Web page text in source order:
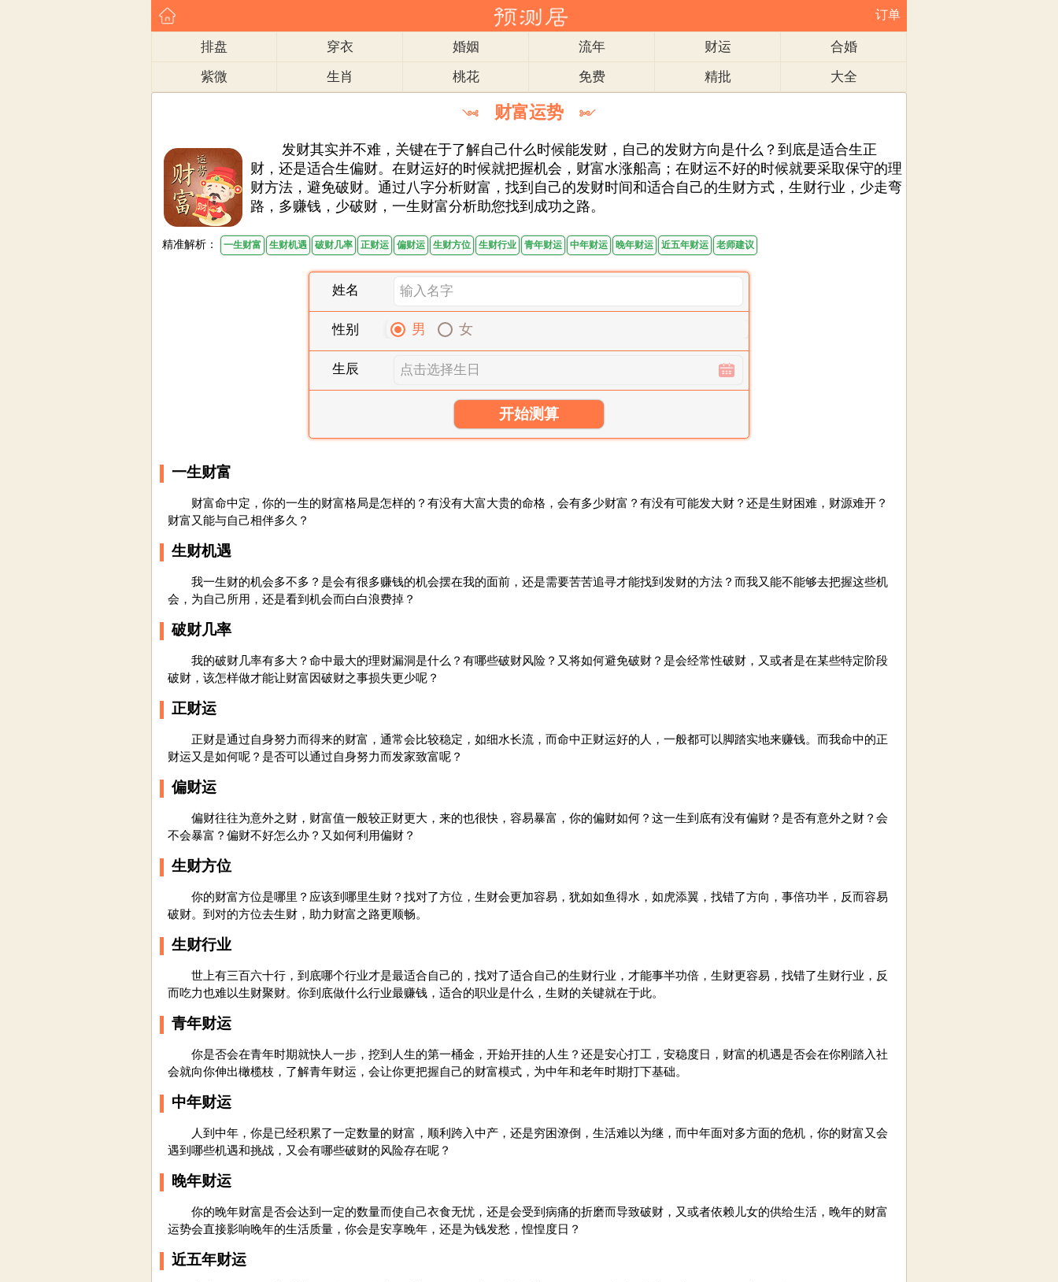
订单
排盘 穿衣 婚姻 流年 财运
合婚
紫微
生肖 桃花 免费 精批 大全
༺ 财富运势 ༻
发财其实并不难，关键在于了解自己什么时候能发财，自己的发财方向是什么？到底是适合生正
财，还是适合生偏财。在财运好的时候就把握机会，财富水涨船高；在财运不好的时候就要采取保守的理
财方法，避免破财。通过八字分析财富，找到自己的发财时间和适合自己的生财方式，生财行业，少走弯
路，多赚钱，少破财，一生财富分析助您找到成功之路。
精准解析： 一生财富 生财机遇 破财几率 正财运 偏财运 生财方位 生财行业 青年财运 中年财运 晚年财运 近五年财运 老师建议
姓名
性别 男 女
生辰
开始测算
一生财富
财富命中定，你的一生的财富格局是怎样的？有没有大富大贵的命格，会有多少财富？有没有可能发大财？还是生财困难，财源难开？
财富又能与自己相伴多久？
生财机遇
我一生财的机会多不多？是会有很多赚钱的机会摆在我的面前，还是需要苦苦追寻才能找到发财的方法？而我又能不能够去把握这些机
会，为自己所用，还是看到机会而白白浪费掉？
破财几率
我的破财几率有多大？命中最大的理财漏洞是什么？有哪些破财风险？又将如何避免破财？是会经常性破财，又或者是在某些特定阶段
破财，该怎样做才能让财富因破财之事损失更少呢？
正财运
正财是通过自身努力而得来的财富，通常会比较稳定，如细水长流，而命中正财运好的人，一般都可以脚踏实地来赚钱。而我命中的正
财运又是如何呢？是否可以通过自身努力而发家致富呢？
偏财运
偏财往往为意外之财，财富值一般较正财更大，来的也很快，容易暴富，你的偏财如何？这一生到底有没有偏财？是否有意外之财？会
不会暴富？偏财不好怎么办？又如何利用偏财？
生财方位
你的财富方位是哪里？应该到哪里生财？找对了方位，生财会更加容易，犹如如鱼得水，如虎添翼，找错了方向，事倍功半，反而容易
破财。到对的方位去生财，助力财富之路更顺畅。
生财行业
世上有三百六十行，到底哪个行业才是最适合自己的，找对了适合自己的生财行业，才能事半功倍，生财更容易，找错了生财行业，反
而吃力也难以生财聚财。你到底做什么行业最赚钱，适合的职业是什么，生财的关键就在于此。
青年财运
你是否会在青年时期就快人一步，挖到人生的第一桶金，开始开挂的人生？还是安心打工，安稳度日，财富的机遇是否会在你刚踏入社
会就向你伸出橄榄枝，了解青年财运，会让你更把握自己的财富模式，为中年和老年时期打下基础。
中年财运
人到中年，你是已经积累了一定数量的财富，顺利跨入中产，还是穷困潦倒，生活难以为继，而中年面对多方面的危机，你的财富又会
遇到哪些机遇和挑战，又会有哪些破财的风险存在呢？
晚年财运
你的晚年财富是否会达到一定的数量而使自己衣食无忧，还是会受到病痛的折磨而导致破财，又或者依赖儿女的供给生活，晚年的财富
运势会直接影响晚年的生活质量，你会是安享晚年，还是为钱发愁，惶惶度日？
近五年财运